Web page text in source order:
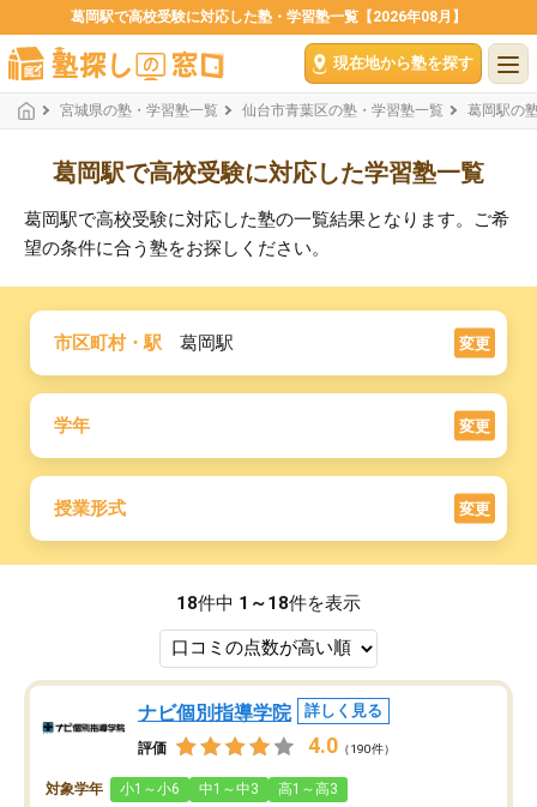
葛岡駅で高校受験に対応した塾・学習塾一覧【2026年08月】
現在地から塾を探す
宮城県の塾・学習塾一覧 仙台市青葉区の塾・学習塾一覧 葛岡駅の
葛岡駅で高校受験に対応した学習塾一覧
葛岡駅で高校受験に対応した塾の一覧結果となります。ご希
望の条件に合う塾をお探しください。
市区町村・駅 葛岡駅 変更
学年 変更
授業形式 変更
18件中 1～18件を表示
ナビ個別指導学院 詳しく見る
評価 4.0 （190件）
対象学年 小1～小6 中1～中3 高1～高3